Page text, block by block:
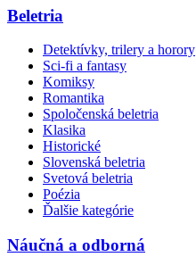
Beletria
Detektívky, trilery a horory
Sci-fi a fantasy
Komiksy
Romantika
Spoločenská beletria
Klasika
Historické
Slovenská beletria
Svetová beletria
Poézia
Ďalšie kategórie
Náučná a odborná